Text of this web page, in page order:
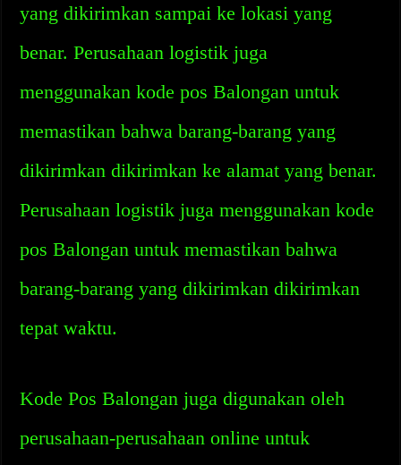
yang dikirimkan sampai ke lokasi yang
benar. Perusahaan logistik juga
menggunakan kode pos Balongan untuk
memastikan bahwa barang-barang yang
dikirimkan dikirimkan ke alamat yang benar.
Perusahaan logistik juga menggunakan kode
pos Balongan untuk memastikan bahwa
barang-barang yang dikirimkan dikirimkan
tepat waktu.
Kode Pos Balongan juga digunakan oleh
perusahaan-perusahaan online untuk